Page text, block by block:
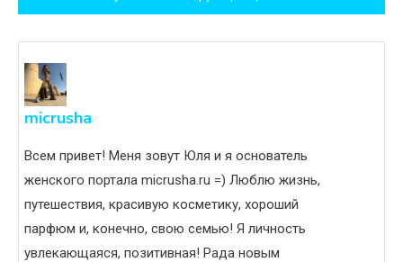
записям
micrusha
Всем привет! Меня зовут Юля и я основатель
женского портала micrusha.ru =) Люблю жизнь,
путешествия, красивую косметику, хороший
парфюм и, конечно, свою семью! Я личность
увлекающаяся, позитивная! Рада новым